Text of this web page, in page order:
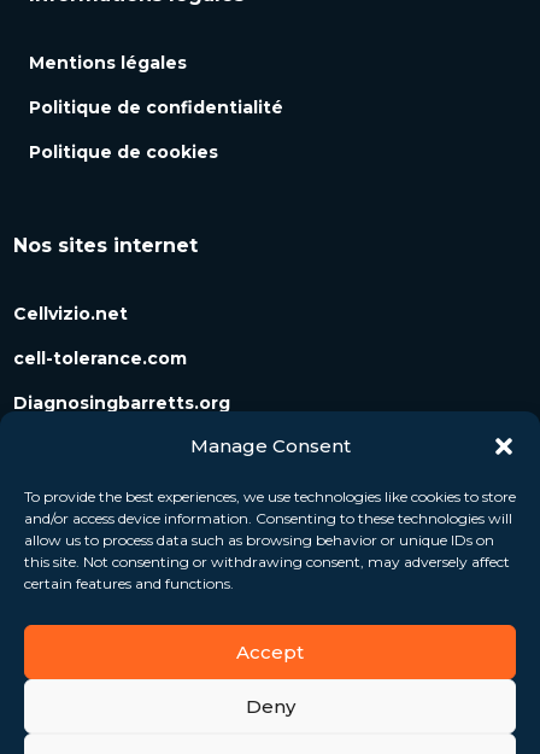
Manage Consent
To provide the best experiences, we use technologies like cookies to store
and/or access device information. Consenting to these technologies will
allow us to process data such as browsing behavior or unique IDs on
this site. Not consenting or withdrawing consent, may adversely affect
certain features and functions.
Accept
Deny
Mentions légales
Politique de confidentialité
Politique de cookies
Nos sites internet
Cellvizio.net
cell-tolerance.com
Diagnosingbarretts.org
Diagnosingpancreaticcysts.org
Suivez-nous